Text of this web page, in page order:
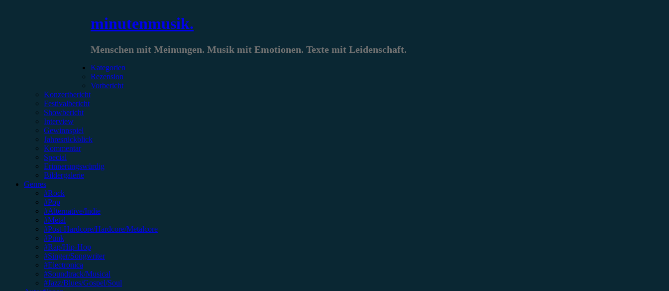
minutenmusik.
Menschen mit Meinungen. Musik mit Emotionen. Texte mit Leidenschaft.
Kategorien
Rezension
Vorbericht
Konzertbericht
Festivalbericht
Showbericht
Interview
Gewinnspiel
Jahresrückblick
Kommentar
Special
Erinnerungswürdig
Bildergalerie
Genres
#Rock
#Pop
#Alternative/Indie
#Metal
#Post-Hardcore/Hardcore/Metalcore
#Punk
#Rap/Hip-Hop
#Singer/Songwriter
#Electronica
#Soundtrack/Musical
#Jazz/Blues/Gospel/Soul